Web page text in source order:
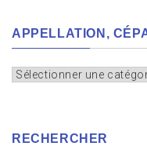
APPELLATION,
Appellation,
RECHERCHER